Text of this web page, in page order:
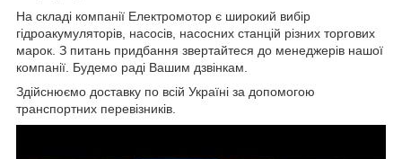
На складі компанії Електромотор є широкий вибір
гідроакумуляторів, насосів, насосних станцій різних торгових
марок. З питань придбання звертайтеся до менеджерів нашої
компанії. Будемо раді Вашим дзвінкам.
Здійснюємо доставку по всій Україні за допомогою
транспортних перевізників.